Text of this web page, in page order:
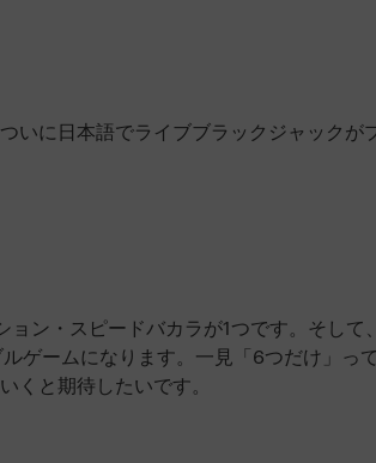
いに日本語でライブブラックジャックが
ン・スピードバカラが1つです。そして
ゲームになります。一見「6つだけ」っ
くと期待したいです。